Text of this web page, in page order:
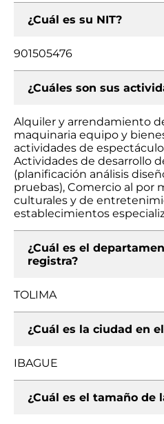
¿Cuál es su NIT?
901505476
¿Cuáles son sus
Alquiler y arrendamiento
maquinaria equipo y
actividades de
Actividades de desarrollo
(planificación análisis
pruebas), Comercio al por
culturales y de
establecimientos
¿Cuál es el
registra?
TOLIMA
¿Cuál es la ciudad en
IBAGUE
¿Cuál es el tamaño de